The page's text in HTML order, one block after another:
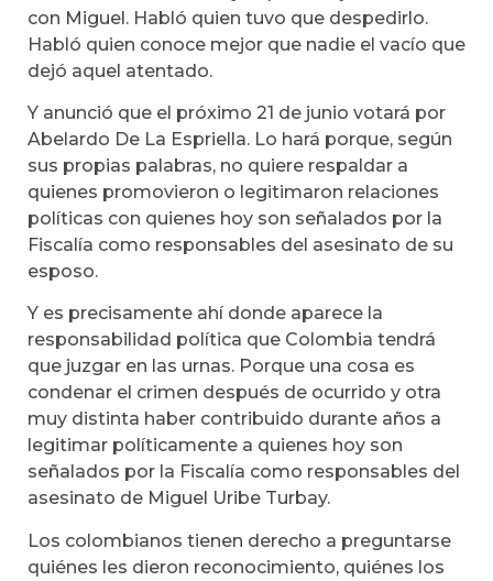
con Miguel. Habló quien tuvo que despedirlo.
Habló quien conoce mejor que nadie el vacío que
dejó aquel atentado.
Y anunció que el próximo 21 de junio votará por
Abelardo De La Espriella. Lo hará porque, según
sus propias palabras, no quiere respaldar a
quienes promovieron o legitimaron relaciones
políticas con quienes hoy son señalados por la
Fiscalía como responsables del asesinato de su
esposo.
Y es precisamente ahí donde aparece la
responsabilidad política que Colombia tendrá
que juzgar en las urnas. Porque una cosa es
condenar el crimen después de ocurrido y otra
muy distinta haber contribuido durante años a
legitimar políticamente a quienes hoy son
señalados por la Fiscalía como responsables del
asesinato de Miguel Uribe Turbay.
Los colombianos tienen derecho a preguntarse
quiénes les dieron reconocimiento, quiénes los